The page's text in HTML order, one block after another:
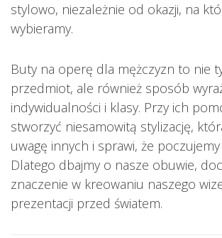
stylowo, niezależnie od okazji, na
wybieramy.
Buty na operę dla mężczyzn to nie
przedmiot, ale również sposób
indywidualności i klasy. Przy ich
stworzyć niesamowitą stylizację,
uwagę innych i sprawi, że
Dlatego dbajmy o nasze obuwie,
znaczenie w kreowaniu naszego
prezentacji przed światem.